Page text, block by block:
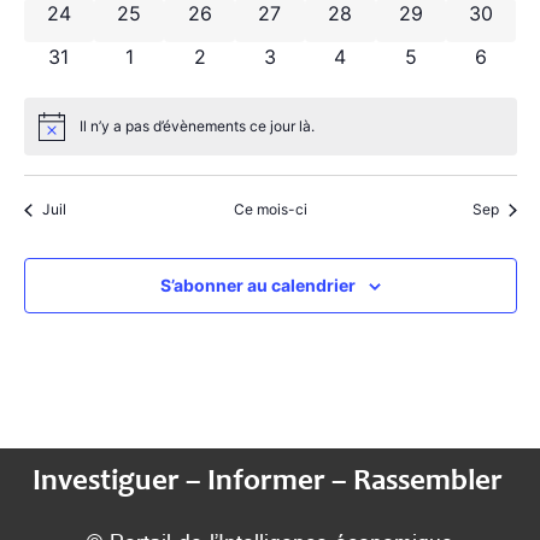
0 évènements
24 0 évènements
25 0 évènements
26 0 évènements
27 0 évènements
28 0 évènements
29 0
30
0 évènements
31 0 évènements
1 0 évènements
2 0 évènements
3 0 évènements
4 0 évènements
5 0
6
NoticeIl n’y a pas d’évènements ce jour là.
Juil Ce mois-ci Sep
S’abonner au calendrier
Investiguer – Informer – Rassembler